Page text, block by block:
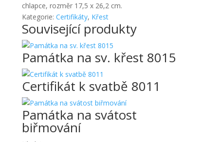
chlapce, rozměr 17,5 x 26,2 cm.
Kategorie: Certifikáty, Křest
Související produkty
Památka na sv. křest 8015
Certifikát k svatbě 8011
Památka na svátost
biřmování